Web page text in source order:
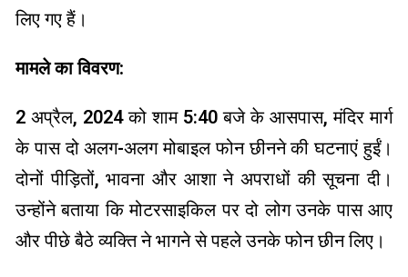
लिए गए हैं।
मामले का विवरण:
2 अप्रैल, 2024 को शाम 5:40 बजे के आसपास, मंदिर मार्ग
के पास दो अलग-अलग मोबाइल फोन छीनने की घटनाएं हुईं।
दोनों पीड़ितों, भावना और आशा ने अपराधों की सूचना दी।
उन्होंने बताया कि मोटरसाइकिल पर दो लोग उनके पास आए
और पीछे बैठे व्यक्ति ने भागने से पहले उनके फोन छीन लिए।